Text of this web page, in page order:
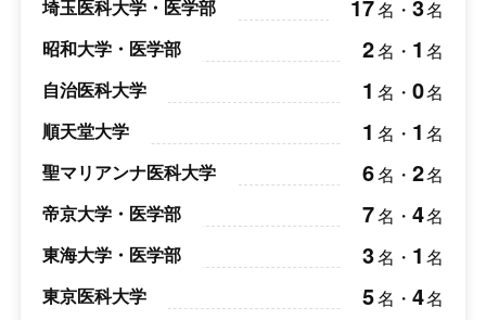
埼玉医科大学・医学部
17名 ・3名
昭和大学・医学部
2名 ・ 1 名
自治医科大学
1 名 ・0名
順天堂大学
1 名 ・ 1 名
聖マリアンナ医科大学
6名 ・2名
帝京大学・医学部
7名 ・4名
東海大学・医学部
3名 ・ 1 名
東京医科大学
5名 ・4名